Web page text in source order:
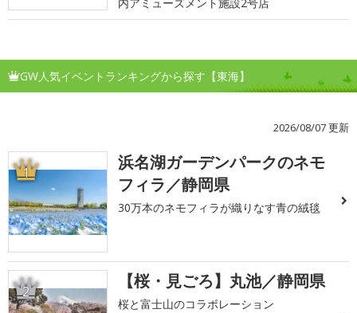
GW人気イベントランキングから探す【東海】
2026/08/07 更新
1
浜名湖ガーデンパークのネモ
フィラ／静岡県
30万本のネモフィラが織りなす青の絨毯
2 【桜・見ごろ】丸池／静岡県
桜と富士山のコラボレーション